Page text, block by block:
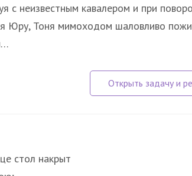
с неизвестным кавалером и при
Юру, Тоня мимоходом шаловливо
стол накрыт